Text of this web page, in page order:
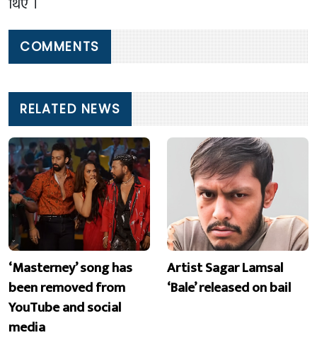
COMMENTS
RELATED NEWS
‘Masterney’ song has
been removed from
YouTube and social
media
Artist Sagar Lamsal
‘Bale’ released on bail